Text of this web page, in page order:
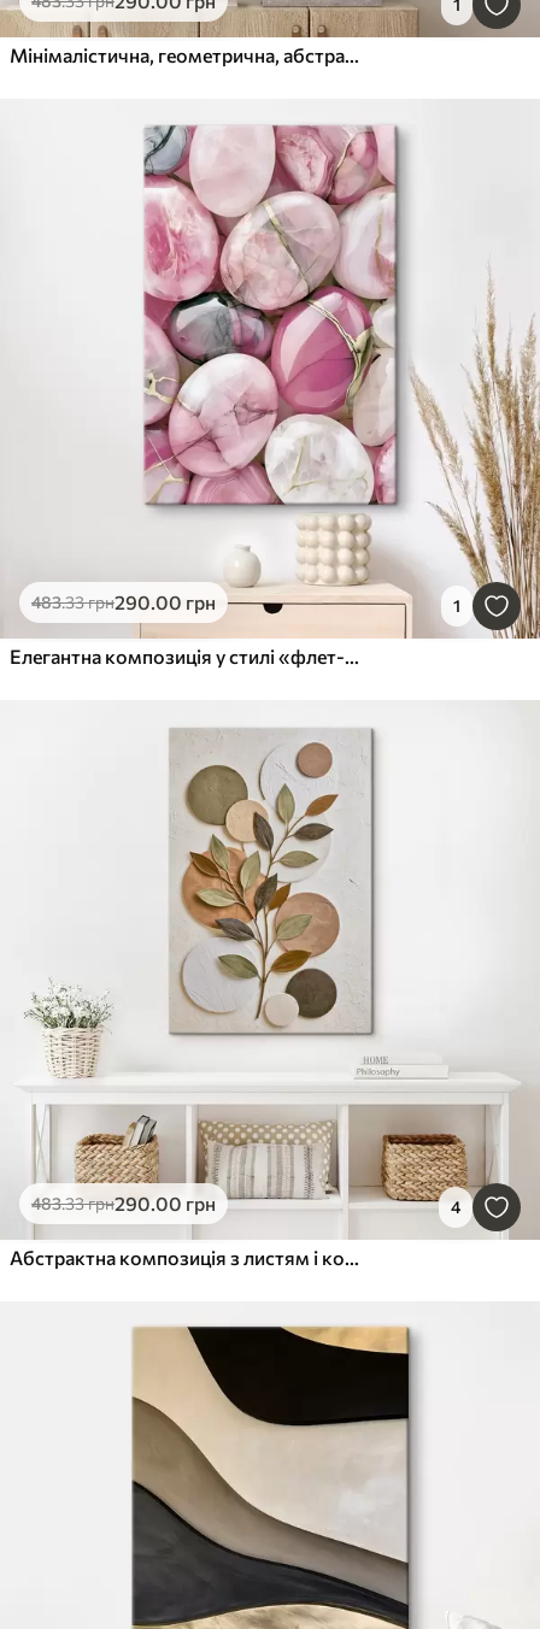
1
Мінімалістична, геометрична, абстрактна композиція, виконана в палітрі ніжних відтінків бежевого, кремового, сіро-коричневого та сіро-бежевого кольорів
483.33грн290.00 грн 1
Елегантна композиція у стилі «флет-лей» з відполірованих дорогоцінних каменів різних відтінків ніжно-рожевого кольору
483.33грн290.00 грн 4
Абстрактна композиція з листям і колами